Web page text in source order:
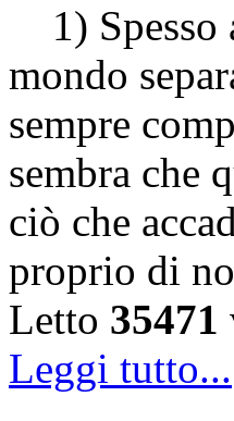
1) Spesso
mondo
sempre
sembra che
ciò che
proprio di
Letto 35471
Leggi tutto...